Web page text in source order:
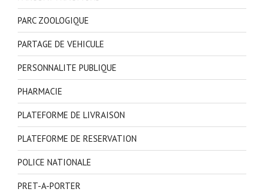
PARC ZOOLOGIQUE
PARTAGE DE VEHICULE
PERSONNALITE PUBLIQUE
PHARMACIE
PLATEFORME DE LIVRAISON
PLATEFORME DE RESERVATION
POLICE NATIONALE
PRET-A-PORTER